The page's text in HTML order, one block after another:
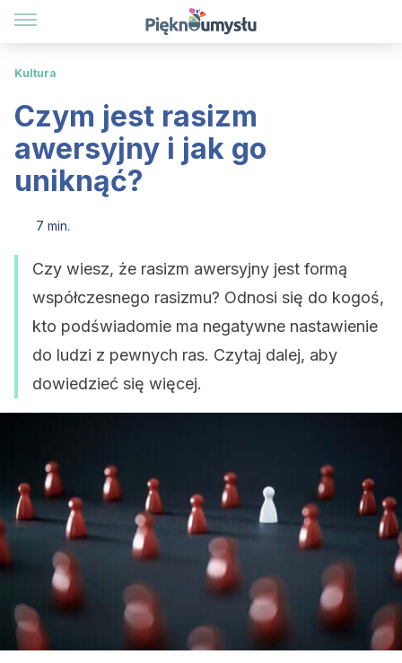
Kultura
Czym jest rasizm
awersyjny i jak go
uniknąć?
7 min.
Czy wiesz, że rasizm awersyjny jest formą
współczesnego rasizmu? Odnosi się do kogoś,
kto podświadomie ma negatywne nastawienie
do ludzi z pewnych ras. Czytaj dalej, aby
dowiedzieć się więcej.